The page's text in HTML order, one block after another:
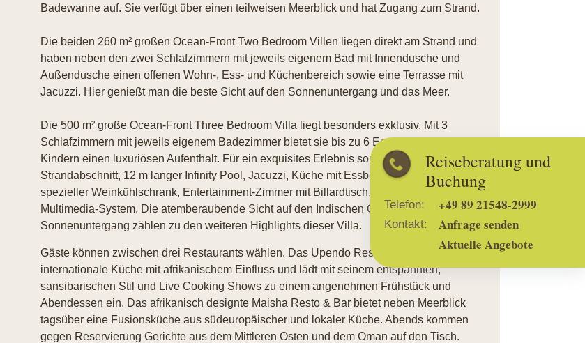
Reiseberatung und
Buchung
Telefon: +49 89 21548-2999
Kontakt:
Anfrage senden
Aktuelle Angebote
Badewanne auf. Sie verfügt über einen teilweisen Meerblick und hat Zugang zum Strand.
Die beiden 260 m² großen Ocean-Front Two Bedroom Villen liegen direkt am Strand und
haben neben den zwei Schlafzimmern mit jeweils eigenem Bad mit Innendusche und
Außendusche einen offenen Wohn-, Ess- und Küchenbereich sowie eine Terrasse mit
Jacuzzi. Hier genießt man die beste Sicht auf den Sonnenuntergang und das Meer.
Die 500 m² große Ocean-Front Three Bedroom Villa liegt besonders exklusiv. Mit 3
Schlafzimmern mit jeweils eigenem Badezimmer bietet sie bis zu 6 Erwachsenen und 2
Kindern einen luxuriösen Aufenthalt. Für ein exquisites Erlebnis sorgen privater
Strandabschnitt, 12 m langer Infinity Pool, Jacuzzi, Küche mit Essbereich, Minibar,
spezieller Weinkühlschrank, Entertainment-Zimmer mit Billardtisch, Fernseher und
Multimedia-System. Die atemberaubende Sicht auf den Indischen Ozean und den
Sonnenuntergang zählen zu den weiteren Highlights dieser Villa.
Gäste können zwischen drei Restaurants wählen. Das Upendo Restaurant serviert
internationale Küche mit afrikanischem Einfluss und lädt mit seinem entspannten,
sansibarischen Stil und Live Cooking Shows zu einem angenehmen Frühstück und
Abendessen ein. Das afrikanisch designte Maisha Resto & Bar bietet neben Meerblick
tagsüber eine Fusionsküche aus südeuropäischer und lokaler Küche. Abends kommen
gegen Reservierung Gerichte aus dem Mittleren Osten und dem Oman auf den Tisch.